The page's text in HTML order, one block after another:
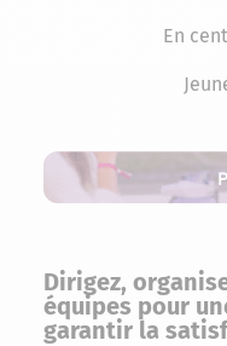
En
Dirigez,
équipes pour
garantir la